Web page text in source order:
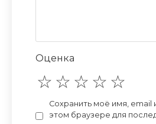
Оценка
Сохранить моё имя, email
этом браузере для